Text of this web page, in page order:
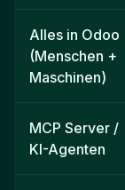
Alles in Odoo
(Menschen +
Maschinen)
MCP Server /
KI-Agenten